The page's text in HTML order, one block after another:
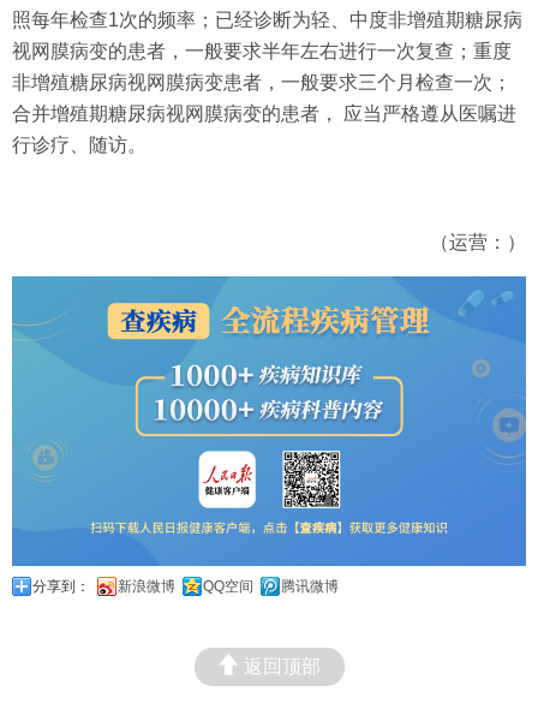
照每年检查1次的频率；已经诊断为轻、中度非增殖期糖尿病
视网膜病变的患者，一般要求半年左右进行一次复查；重度
非增殖糖尿病视网膜病变患者，一般要求三个月检查一次；
合并增殖期糖尿病视网膜病变的患者， 应当严格遵从医嘱进
行诊疗、随访。
（运营：）
分享到： 新浪微博 QQ空间 腾讯微博
返回顶部